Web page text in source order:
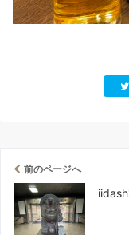
前のページへ